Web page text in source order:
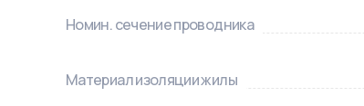
Номин. сечение проводника
Материал изоляции жилы